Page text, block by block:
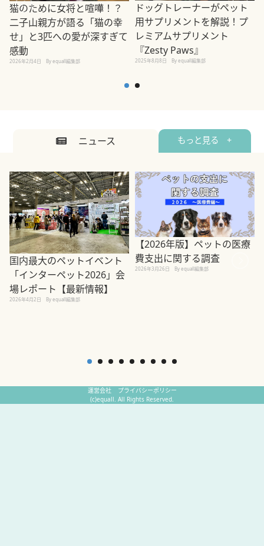
猫のために女将と喧嘩！？
二子山親方が語る「猫の幸
せ」と3匹への愛が深すぎて
感動
2026年2月4日 By equall編集部
ドッグトレーナーがペット
用サプリメントを解説！プ
レミアムサプリメント
『Zesty Paws』
2025年8月8日 By equall編集部
ニュース もっと見る +
国内最大のペットイベント
「インターペット2026」会
場レポート【最新情報】
2026年4月2日 By equall編集部
【2026年版】ペットの医療
費支出に関する調査
2026年3月26日 By equall編集部
運営会社
プライバシーポリシー
(c)equall. All Rights Reserved.